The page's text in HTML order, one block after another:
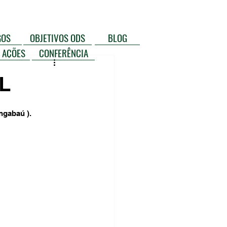
OBJETIVOS ODS
CONFERÊNCIA
BLOG
).